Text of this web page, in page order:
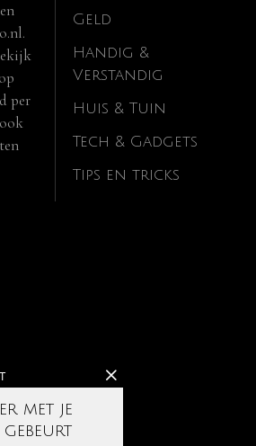
met je
per
Geld
Handig &
Verstandig
Huis & Tuin
Tech & Gadgets
Tips en tricks